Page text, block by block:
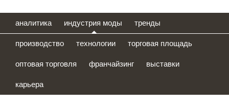
аналитика индустрия моды тренды
производство технологии торговая площадь
оптовая торговля франчайзинг выставки
карьера